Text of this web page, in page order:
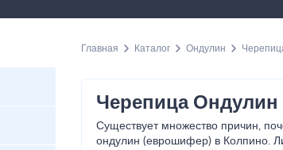
Главная Каталог Ондулин
Черепица Ондулин
Существует множество причин,
ондулин (еврошифер) в Колпино.